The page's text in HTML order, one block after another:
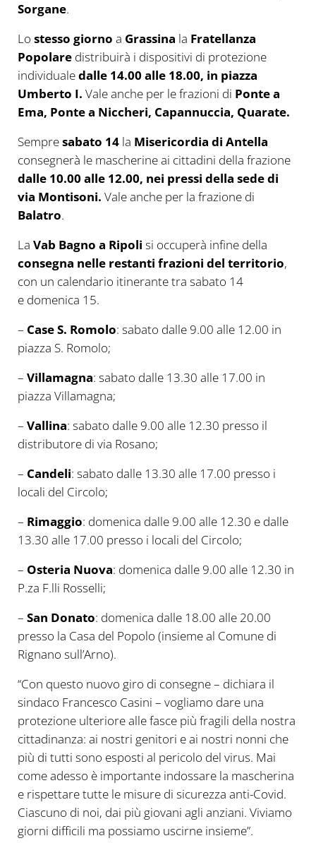
Sorgane.
Lo stesso giorno a Grassina la Fratellanza
Popolaredistribuirà i dispositivi di protezione
individualedalle 14.00 alle 18.00, in piazza
Umberto I. Vale anche per le frazioni di Ponte a
Ema, Ponte a Niccheri, Capannuccia, Quarate.
Sempresabato 14la Misericordia di Antella
consegnerà le mascherine ai cittadini della frazione
dalle 10.00 alle 12.00, nei pressi della sede di
via Montisoni. Vale anche per la frazione di
Balatro.
La Vab Bagno a Ripoli si occuperà infine della
consegna nelle restanti frazioni del territorio,
con un calendario itinerante tra sabato 14
e domenica 15.
– Case S. Romolo: sabato dalle 9.00 alle 12.00 in
piazza S. Romolo;
– Villamagna: sabato dalle 13.30 alle 17.00 in
piazza Villamagna;
– Vallina: sabato dalle 9.00 alle 12.30 presso il
distributore di via Rosano;
– Candeli: sabato dalle 13.30 alle 17.00 presso i
locali del Circolo;
– Rimaggio: domenica dalle 9.00 alle 12.30 e dalle
13.30 alle 17.00 presso i locali del Circolo;
– Osteria Nuova: domenica dalle 9.00 alle 12.30 in
P.za F.lli Rosselli;
– San Donato: domenica dalle 18.00 alle 20.00
presso la Casa del Popolo (insieme al Comune di
Rignano sull’Arno).
“Con questo nuovo giro di consegne – dichiara il
sindaco Francesco Casini – vogliamo dare una
protezione ulteriore alle fasce più fragili della nostra
cittadinanza: ai nostri genitori e ai nostri nonni che
più di tutti sono esposti al pericolo del virus. Mai
come adesso è importante indossare la mascherina
e rispettare tutte le misure di sicurezza anti-Covid.
Ciascuno di noi, dai più giovani agli anziani. Viviamo
giorni difficili ma possiamo uscirne insieme”.